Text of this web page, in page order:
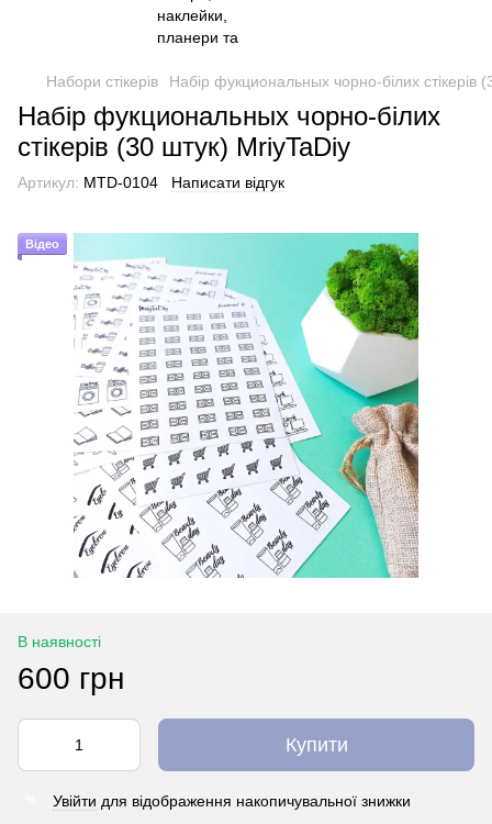
Набори стікерів Набір фукциональных чорно-білих стікерів
Набір фукциональных чорно-білих
стікерів (30 штук) MriyTaDiy
Артикул: MTD-0104 Написати відгук
Відео
В наявності
600 грн
Купити
Увійти для відображення накопичувальної знижки